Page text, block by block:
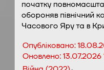
початку
обороняв північний
Часового Яру та в
Опубліковано:
Оновлено:13.07.2026